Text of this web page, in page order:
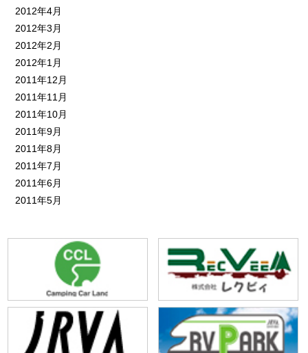
2012年4月
2012年3月
2012年2月
2012年1月
2011年12月
2011年11月
2011年10月
2011年9月
2011年8月
2011年7月
2011年6月
2011年5月